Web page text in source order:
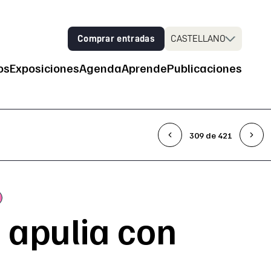
Comprar entradas CASTELLANO
principal
ExposicionesAgendaAprendePublicaciones
309 de 421
con